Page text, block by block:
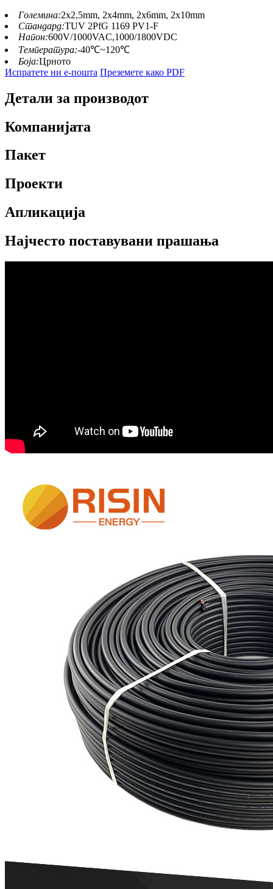
Големина:2x2,5mm, 2x4mm, 2x6mm, 2x10mm
Стандард:TUV 2PfG 1169 PV1-F
Напон:600V/1000VAC,1000/1800VDC
Температура:-40℃~120℃
Боја:Црното
Испратете ни е-пошта Преземете како PDF
Детали за производот
Компанијата
Пакет
Проекти
Апликација
Најчесто поставувани прашања